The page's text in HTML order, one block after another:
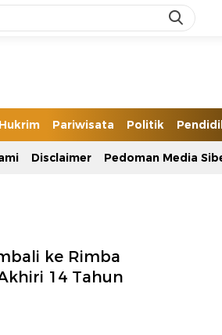
Hukrim Pariwisata Politik
Disclaimer Pedoman Media
ke Rimba
14 Tahun